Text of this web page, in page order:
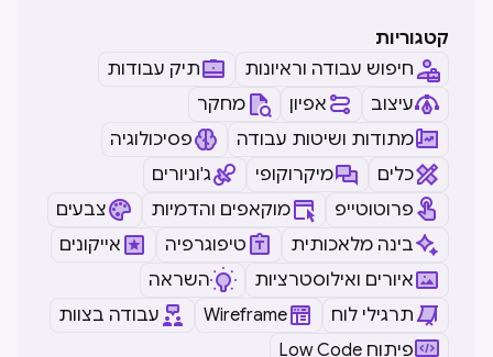
קטגוריות
חיפוש עבודה וראיונות
תיק עבודות
עיצוב
אפיון
מחקר
מתודות ושיטות עבודה
פסיכולוגיה
כלים
מיקרוקופי
ג'וניורים
פרוטוטייפ
מוקאפים והדמיות
צבעים
בינה מלאכותית
טיפוגרפיה
אייקונים
איורים ואילוסטרציות
השראה
תרגילי לוח
Wireframe
עבודה בצוות
Low Code פיתוח